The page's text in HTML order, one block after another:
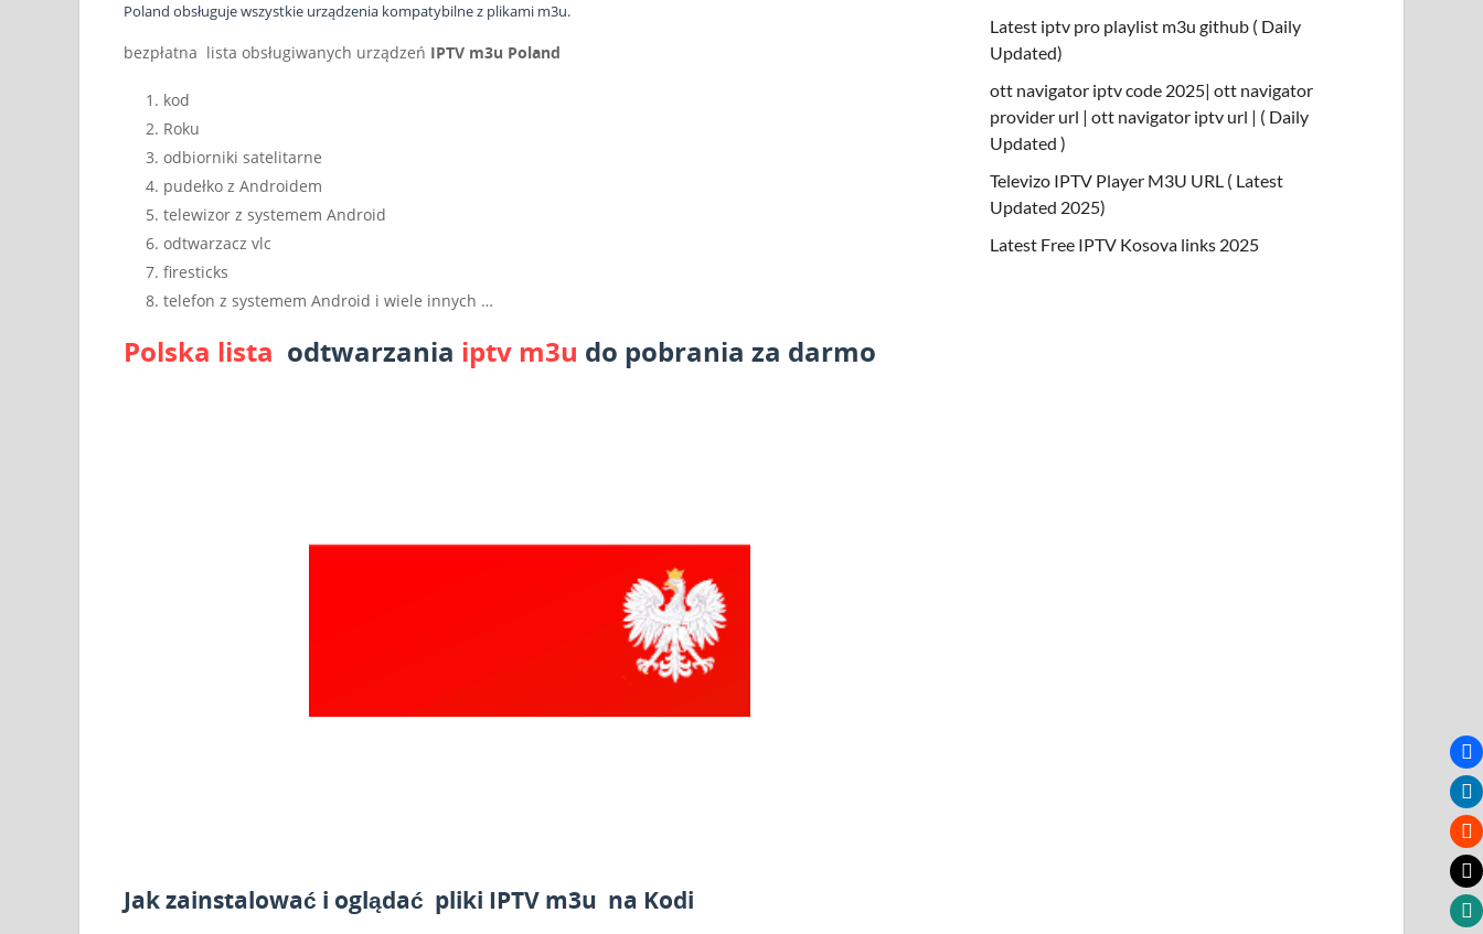
Poland obsługuje wszystkie urządzenia kompatybilne z plikami m3u.
bezpłatna lista obsługiwanych urządzeń IPTV m3u Poland
kod
Roku
odbiorniki satelitarne
pudełko z Androidem
telewizor z systemem Android
odtwarzacz vlc
firesticks
telefon z systemem Android i wiele innych …
Polska lista odtwarzania iptv m3u do pobrania za darmo
Jak zainstalować i oglądać pliki IPTV m3u na Kodi
Latest iptv pro playlist m3u github ( Daily
Updated)
ott navigator iptv code 2025| ott navigator
provider url | ott navigator iptv url | ( Daily
Updated )
Televizo IPTV Player M3U URL ( Latest
Updated 2025)
Latest Free IPTV Kosova links 2025